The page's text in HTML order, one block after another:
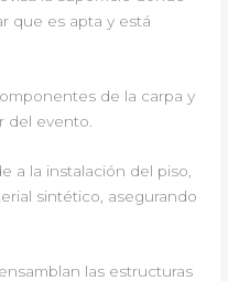
que es apta y está
de la carpa y
del evento.
a la instalación del piso,
sintético, asegurando
las estructuras